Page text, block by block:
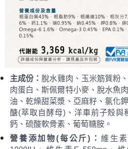
主成份： 脫水雞肉、玉米筋質粉
肉蛋白、斯佩爾特小麥、脫水魚
油、乾燥甜菜漿、亞麻籽、氯化
醣(萃取自酵母)、洋車前子殼與
鈣、硫酸軟骨素、葡萄糖胺。
營養添加物(每公斤) ： 維生